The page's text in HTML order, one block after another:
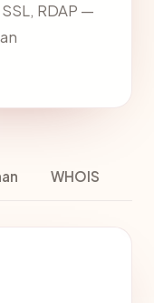
RDAP —
WHOIS